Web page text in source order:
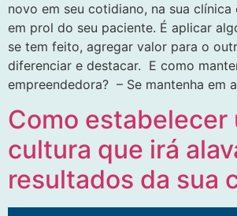
novo em seu cotidiano, na sua clínica
em prol do seu paciente. É aplicar
se tem feito, agregar valor para o
diferenciar e destacar. E como
empreendedora? – Se mantenha em
Como estabelecer
cultura que irá
resultados da sua